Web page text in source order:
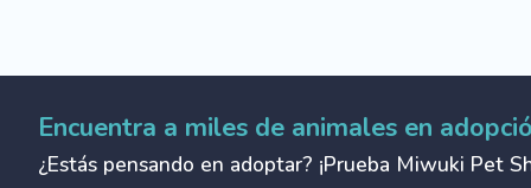
Encuentra a miles de animales en
¿Estás pensando en adoptar? ¡Prueba Miwuki Pet